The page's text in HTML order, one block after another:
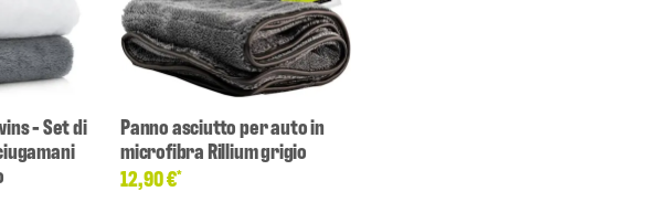
- Set di
Panno asciutto per auto in
microfibra Rillium grigio
12,90 €*